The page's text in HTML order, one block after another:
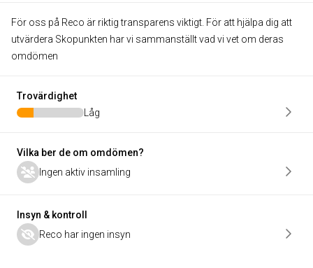
För oss på Reco är riktig transparens viktigt. För att hjälpa dig att
utvärdera Skopunkten har vi sammanställt vad vi vet om deras
omdömen
Trovärdighet
Låg
Vilka ber de om omdömen?
Ingen aktiv insamling
Insyn & kontroll
Reco har ingen insyn